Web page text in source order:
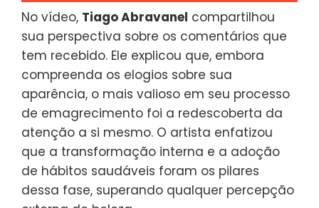
No vídeo, Tiago Abravanel compartilhou
sua perspectiva sobre os comentários que
tem recebido. Ele explicou que, embora
compreenda os elogios sobre sua
aparência, o mais valioso em seu processo
de emagrecimento foi a redescoberta da
atenção a si mesmo. O artista enfatizou
que a transformação interna e a adoção
de hábitos saudáveis foram os pilares
dessa fase, superando qualquer percepção